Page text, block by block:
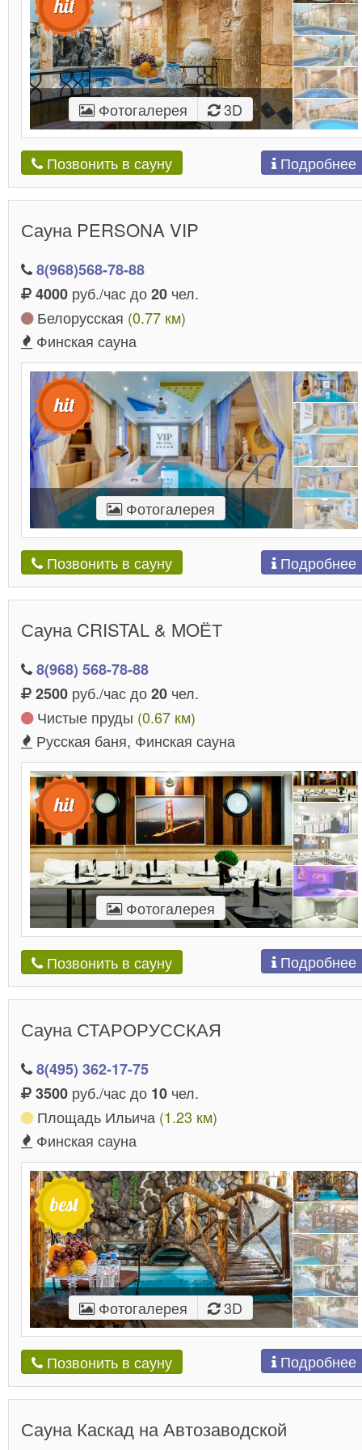
Фотогалерея 3D
Позвонить в сауну Подробнее
Сауна PERSONA VIP
8(968)568-78-88
4000 руб./час до20 чел.
Белорусская (0.77 км)
Финская сауна
Фотогалерея
Позвонить в сауну Подробнее
Сауна CRISTAL & MOЁТ
8(968) 568-78-88
2500 руб./час до20 чел.
Чистые пруды (0.67 км)
Русская баня, Финская сауна
Фотогалерея
Позвонить в сауну Подробнее
Сауна СТАРОРУССКАЯ
8(495) 362-17-75
3500 руб./час до 10 чел.
Площадь Ильича (1.23 км)
Финская сауна
Фотогалерея 3D
Позвонить в сауну Подробнее
Сауна Каскад на Автозаводской